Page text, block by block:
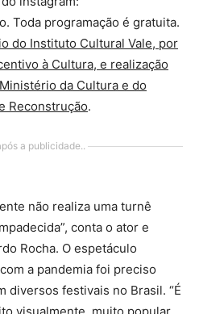
Toda programação é gratuita.
do Instituto Cultural Vale, por
à Cultura, e realização
da Cultura e do
Reconstrução.
a publicidade..
não realiza uma turnê
conta o ator e
Rocha. O espetáculo
a pandemia foi preciso
diversos festivais no Brasil. “É